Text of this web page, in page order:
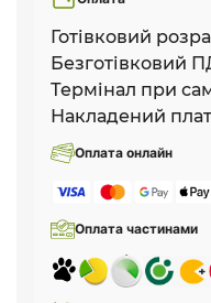
Готівковий
Безготівковий
Термінал при
Накладений
Оплата онлайн
Оплата частинами